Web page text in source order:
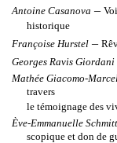
Antoine Casanova –
historique
Françoise Hurstel –
Georges Ravis Giordani
Mathée Giacomo-
travers
le témoignage des
Ève-Emmanuelle
scopique et don de